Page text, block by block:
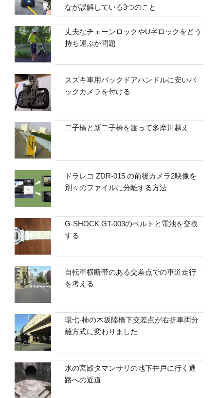
なが誤解している3つのこと
丈夫なチェーンロックやU字ロックをどう
持ち運ぶか問題
スズキ車用バックドアハンドルに安いバ
ックカメラを付ける
二子橋と新二子橋を渡って多摩川越え
ドラレコ ZDR-015 の前後カメラ2映像を
別々のファイルに分離する方法
G-SHOCK GT-003のベルトと電池を交換
する
自転車横断帯のある交差点での車道走行
を考える
環七-柿の木坂陸橋下交差点が右折車両分
離方式に変わりました
水の宮殿タマンサリの地下井戸に行く通
路への近道